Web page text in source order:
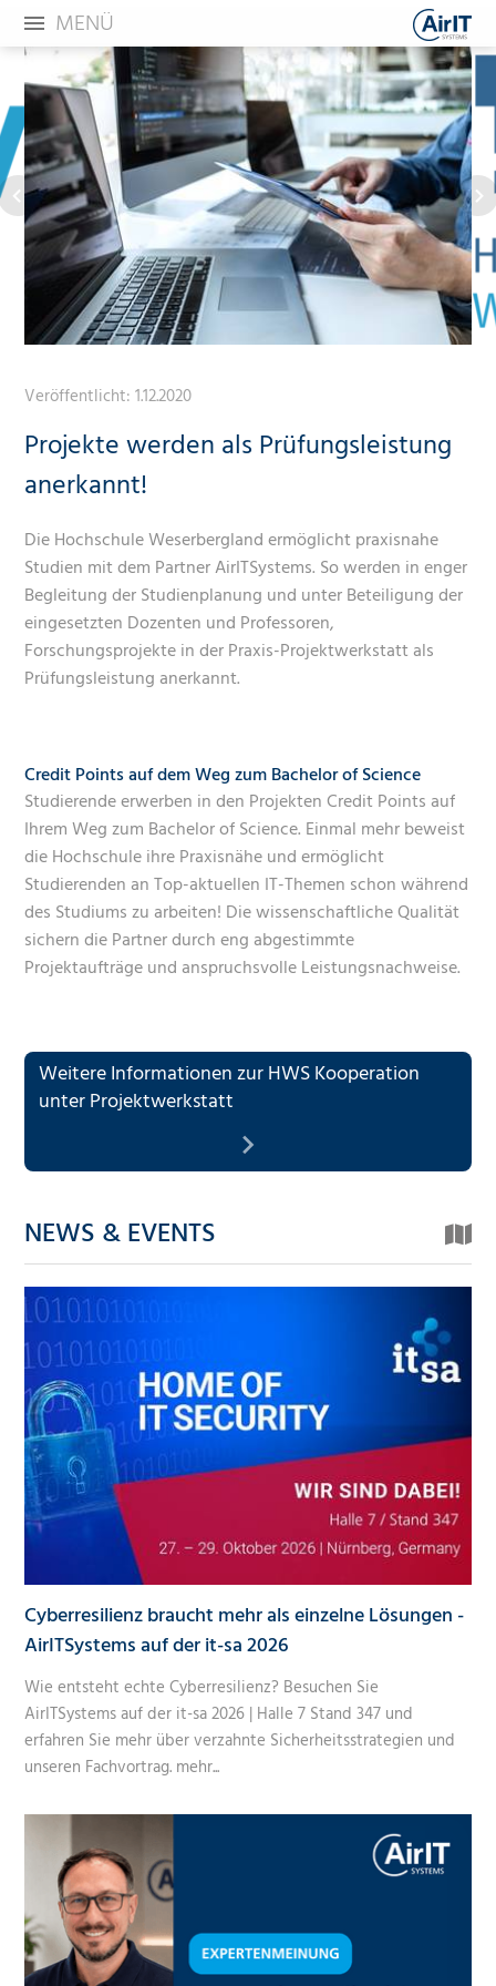
MENÜ
Veröffentlicht:1.12.2020
Projekte werden als Prüfungsleistung
anerkannt!
Die Hochschule Weserbergland ermöglicht praxisnahe
Studien mit dem Partner AirITSystems. So werden in enger
Begleitung der Studienplanung und unter Beteiligung der
eingesetzten Dozenten und Professoren,
Forschungsprojekte in der Praxis-Projektwerkstatt als
Prüfungsleistung anerkannt.
Credit Points auf dem Weg zum Bachelor of Science
Studierende erwerben in den Projekten Credit Points auf
Ihrem Weg zum Bachelor of Science. Einmal mehr beweist
die Hochschule ihre Praxisnähe und ermöglicht
Studierenden an Top-aktuellen IT-Themen schon während
des Studiums zu arbeiten! Die wissenschaftliche Qualität
sichern die Partner durch eng abgestimmte
Projektaufträge und anspruchsvolle Leistungsnachweise.
Weitere Informationen zur HWS Kooperation
unter Projektwerkstatt
NEWS & EVENTS
Cyberresilienz braucht mehr als einzelne Lösungen -
AirITSystems auf der it-sa 2026
Wie entsteht echte Cyberresilienz? Besuchen Sie
AirITSystems auf der it-sa 2026 | Halle 7 Stand 347 und
erfahren Sie mehr über verzahnte Sicherheitsstrategien und
unseren Fachvortrag. mehr...